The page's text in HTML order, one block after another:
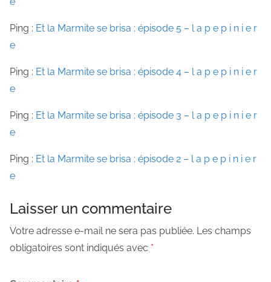
Ping : Et la Marmite se brisa : épisode 5 – l a p e p i n i e r
e
Ping : Et la Marmite se brisa : épisode 4 – l a p e p i n i e r
e
Ping : Et la Marmite se brisa : épisode 3 – l a p e p i n i e r
e
Ping : Et la Marmite se brisa : épisode 2 – l a p e p i n i e r
e
Laisser un commentaire
Votre adresse e-mail ne sera pas publiée. Les champs
obligatoires sont indiqués avec *